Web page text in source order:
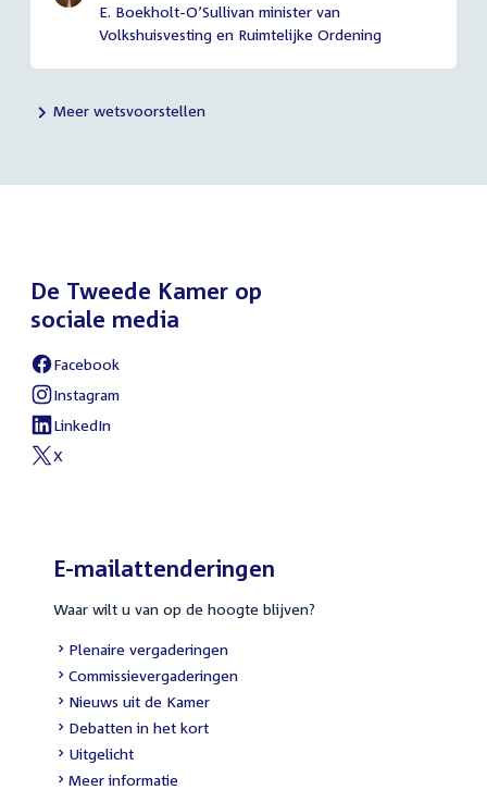
E. Boekholt-O’Sullivan minister van
Volkshuisvesting en Ruimtelijke Ordening
Meer wetsvoorstellen
De Tweede Kamer op
sociale media
External
link:
Facebook
External
link:
Instagram
External
link:
LinkedIn
External
X
E-mailattenderingen
Waar wilt u van op de hoogte blijven?
External
link:
Plenaire vergaderingen
External
link:
Commissievergaderingen
External
link:
Nieuws uit de Kamer
External
link:
Debatten in het kort
External
link:
Uitgelicht
Meer informatie